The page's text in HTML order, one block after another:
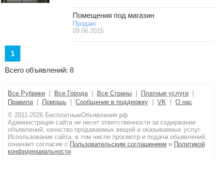
Помещения под магазин
Продаю
09.06.2015
1
Всего объявлений: 8
Все Рубрики Все Города| Все Страны Платные услуги
Правила| Помощь Сообщение в поддержку VK
О нас
© 2011-2026 БесплатныеОбъявления.рф
Администрация сайта не несет ответственности за содержание
объявлений, качество продаваемых вещей и оказываемых услуг.
Использование сайта, в том числе просмотр и подача объявлений,
означает согласие с Пользовательским соглашением и Политикой
конфиденциальности.